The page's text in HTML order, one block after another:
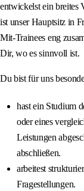
entwickelst ein breites
ist unser Hauptsitz in
Mit-Trainees eng
Dir, wo es sinnvoll ist.
Du bist für uns
hast ein Studium
oder eines
Leistungen
abschließen.
arbeitest
Fragestellungen.